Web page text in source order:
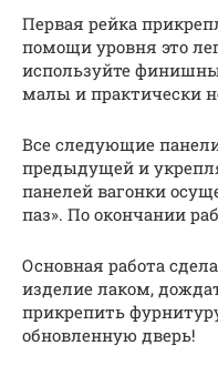
Первая рейка
помощи уровня это
используйте
малы и практически
Все следующие
предыдущей и
панелей вагонки
паз». По окончании
Основная работа
изделие лаком,
прикрепить
обновленную дверь!